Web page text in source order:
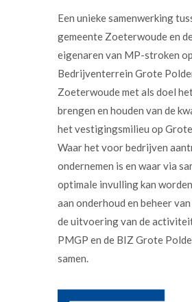
Een unieke samenwerking
gemeente Zoeterwoude en
eigenaren van MP-stroken op
Bedrijventerrein Grote
Zoeterwoude met als doel
brengen en houden van de
het vestigingsmilieu op
Waar het voor bedrijven
ondernemen is en waar via
optimale invulling kan
aan onderhoud en beheer
de uitvoering van de
PMGP en de BIZ Grote
samen.